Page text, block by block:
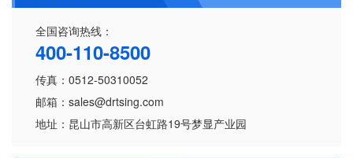
全国咨询热线：
400-110-8500
传真：0512-50310052
邮箱：sales@drtsing.com
地址：昆山市高新区台虹路19号梦显产业园